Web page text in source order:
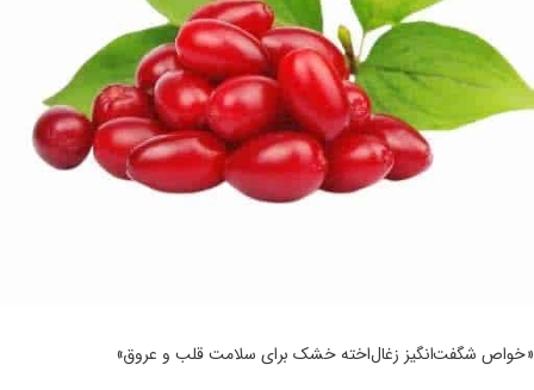
«خواص شگفت‌انگیز زغال‌اخته خشک برای سلامت قلب و عروق»